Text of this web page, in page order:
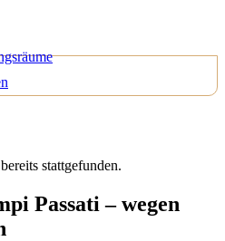
stattgefunden.
Passati – wegen